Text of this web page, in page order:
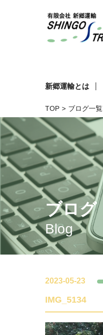
新郷運輸とは
TOP > ブログ一覧
ブログ
Blog
2023-05-23
IMG_5134